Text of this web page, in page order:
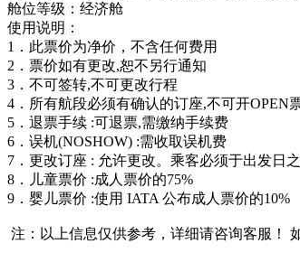
舱位等级：经济舱
使用说明：
1．此票价为净价，不含任何费用
2．票价如有更改,恕不另行通知
3．不可签转,不可更改行程
4．所有航段必须有确认的订座,不可开OPEN
5．退票手续 :可退票,需缴纳手续费
6．误机(NOSHOW) :需收取误机费
7．更改订座 : 允许更改。乘客必须于出发日
8．儿童票价 :成人票价的75%
9．婴儿票价 :使用 IATA 公布成人票价的10%
注：以上信息仅供参考，详细请咨询客服！